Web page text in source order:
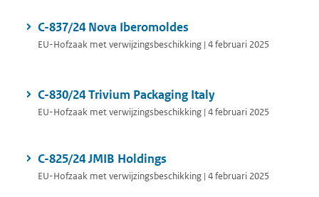
C-837/24 Nova Iberomoldes
EU-Hofzaak met verwijzingsbeschikking | 4 februari 2025
C-830/24 Trivium Packaging Italy
EU-Hofzaak met verwijzingsbeschikking | 4 februari 2025
C-825/24 JMIB Holdings
EU-Hofzaak met verwijzingsbeschikking | 4 februari 2025